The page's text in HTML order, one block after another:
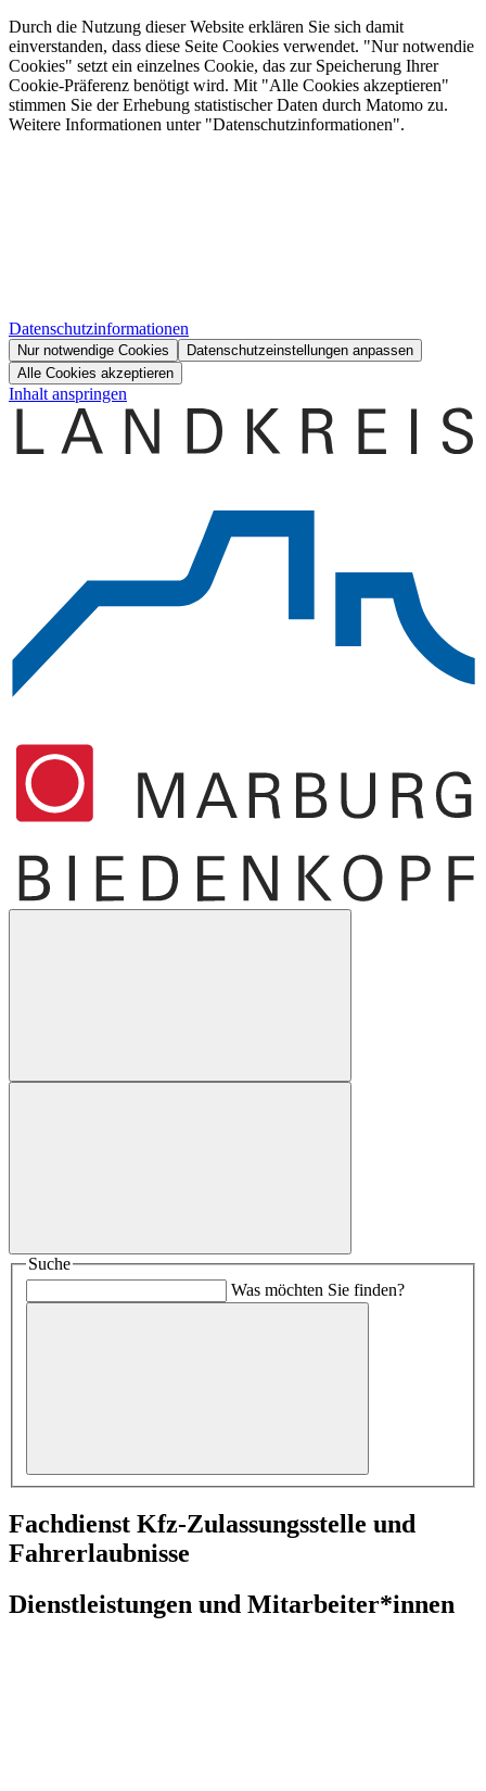
Durch die Nutzung dieser Website erklären Sie sich damit
einverstanden, dass diese Seite Cookies verwendet. "Nur notwendie
Cookies" setzt ein einzelnes Cookie, das zur Speicherung Ihrer
Cookie-Präferenz benötigt wird. Mit "Alle Cookies akzeptieren"
stimmen Sie der Erhebung statistischer Daten durch Matomo zu.
Weitere Informationen unter "Datenschutzinformationen".
Datenschutzinformationen
Nur notwendige Cookies
Datenschutzeinstellungen anpassen
Alle Cookies akzeptieren
Inhalt anspringen
Suche
Was möchten Sie finden?
Fachdienst Kfz-Zulassungsstelle und
Fahrerlaubnisse
Dienstleistungen und Mitarbeiter*innen